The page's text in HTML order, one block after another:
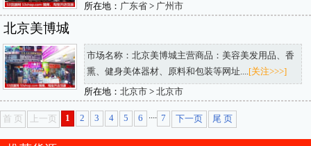
所在地： 广东省> 广州市
北京美博城
市场名称：北京美博城主营商品：美容美发用品、香
熏、健身美体器材、原料和包装等网址....[关注>>>]
所在地： 北京市> 北京市
首 页 上一页 1 2 3 4 5 6 .... 7 下一页 尾 页